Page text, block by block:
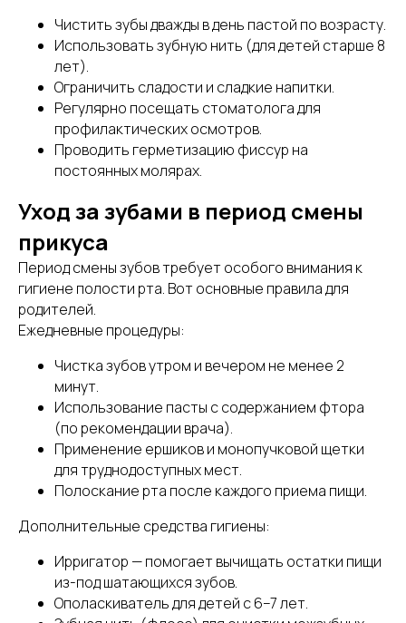
Чистить зубы дважды в день пастой по возрасту.
Использовать зубную нить (для детей старше 8
лет).
Ограничить сладости и сладкие напитки.
Регулярно посещать стоматолога для
профилактических осмотров.
Проводить герметизацию фиссур на
постоянных молярах.
Уход за зубами в период смены
прикуса
Период смены зубов требует особого внимания к
гигиене полости рта. Вот основные правила для
родителей.
Ежедневные процедуры:
Чистка зубов утром и вечером не менее 2
минут.
Использование пасты с содержанием фтора
(по рекомендации врача).
Применение ершиков и монопучковой щетки
для труднодоступных мест.
Полоскание рта после каждого приема пищи.
Дополнительные средства гигиены:
Ирригатор — помогает вычищать остатки пищи
из-под шатающихся зубов.
Ополаскиватель для детей с 6–7 лет.